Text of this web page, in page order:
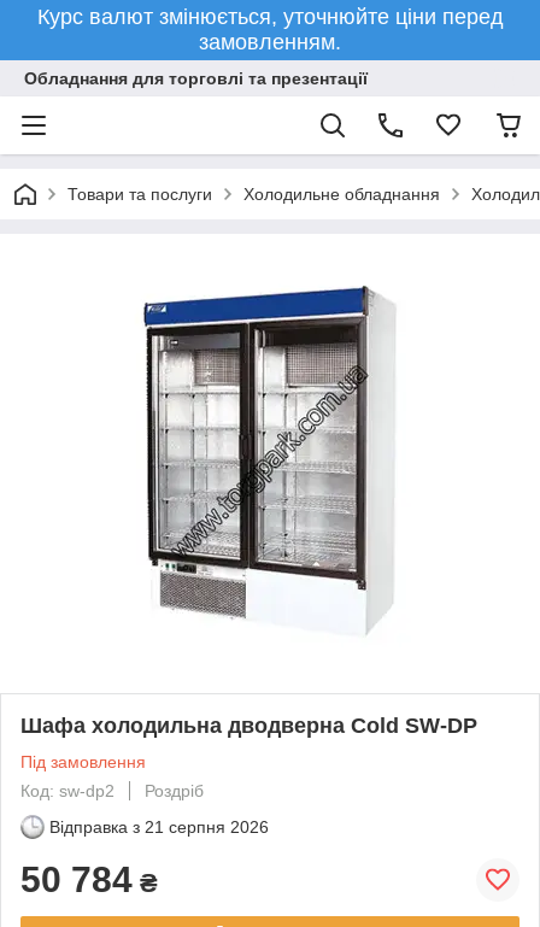
Курс валют змінюється, уточнюйте ціни перед
замовленням.
Обладнання для торговлі та презентації
Товари та послуги Холодильне обладнання
Шафа холодильна дводверна Cold SW-DP
Під замовлення
Код: sw-dp2
Роздріб
Відправка з 21 серпня 2026
50 784 ₴